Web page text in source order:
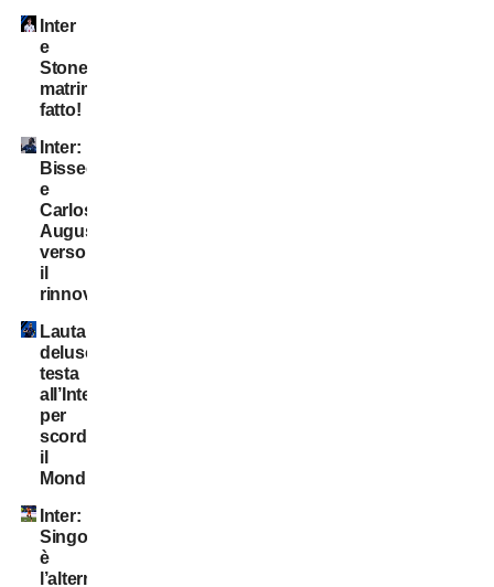
Inter
e
Stones:
matrimonio
fatto!
Inter:
Bisseck
e
Carlos
Augusto
verso
il
rinnovo
Lautaro
deluso:
testa
all’Inter
per
scordare
il
Mondiale
Inter:
Singo
è
l’alternativa